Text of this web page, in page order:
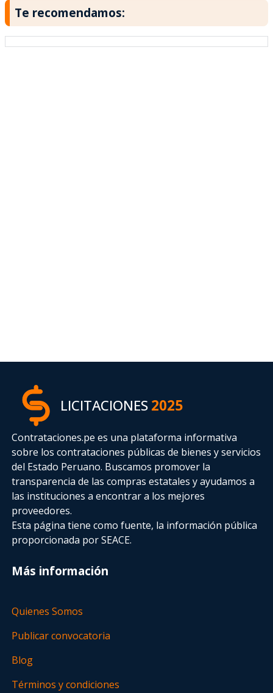
Te recomendamos:
LICITACIONES2025
Contrataciones.pe es una plataforma informativa
sobre los contrataciones públicas de bienes y servicios
del Estado Peruano. Buscamos promover la
transparencia de las compras estatalesy ayudamos a
las instituciones a encontrar a los mejores
proveedores.
Esta página tiene como fuente, la información pública
proporcionada por SEACE.
Más información
Quienes Somos
Publicar convocatoria
Blog
Términos y condiciones